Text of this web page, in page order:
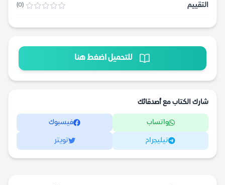
التقييم
(0)
للتحميل اضغط هنا
شارك الكتاب مع أصدقائك
واتساب فيسبوك
تيليجرام تويتر